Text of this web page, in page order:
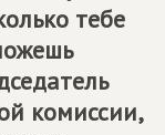
тебе
комиссии,